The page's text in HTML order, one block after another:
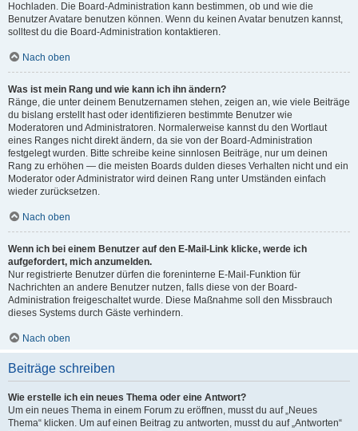
Hochladen. Die Board-Administration kann bestimmen, ob und wie die
Benutzer Avatare benutzen können. Wenn du keinen Avatar benutzen kannst,
solltest du die Board-Administration kontaktieren.
Nach oben
Was ist mein Rang und wie kann ich ihn ändern?
Ränge, die unter deinem Benutzernamen stehen, zeigen an, wie viele Beiträge
du bislang erstellt hast oder identifizieren bestimmte Benutzer wie
Moderatoren und Administratoren. Normalerweise kannst du den Wortlaut
eines Ranges nicht direkt ändern, da sie von der Board-Administration
festgelegt wurden. Bitte schreibe keine sinnlosen Beiträge, nur um deinen
Rang zu erhöhen — die meisten Boards dulden dieses Verhalten nicht und ein
Moderator oder Administrator wird deinen Rang unter Umständen einfach
wieder zurücksetzen.
Nach oben
Wenn ich bei einem Benutzer auf den E-Mail-Link klicke, werde ich
aufgefordert, mich anzumelden.
Nur registrierte Benutzer dürfen die foreninterne E-Mail-Funktion für
Nachrichten an andere Benutzer nutzen, falls diese von der Board-
Administration freigeschaltet wurde. Diese Maßnahme soll den Missbrauch
dieses Systems durch Gäste verhindern.
Nach oben
Beiträge schreiben
Wie erstelle ich ein neues Thema oder eine Antwort?
Um ein neues Thema in einem Forum zu eröffnen, musst du auf „Neues
Thema“ klicken. Um auf einen Beitrag zu antworten, musst du auf „Antworten“